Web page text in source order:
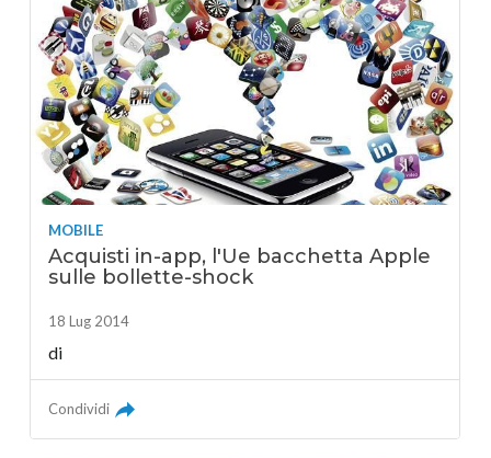
MOBILE
Acquisti in-app, l'Ue bacchetta Apple
sulle bollette-shock
18 Lug 2014
di
Condividi